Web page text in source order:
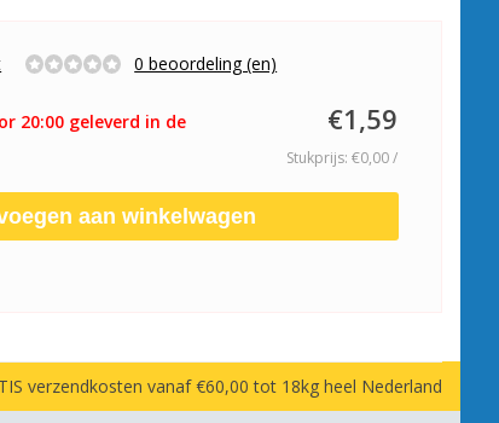
0 beoordeling (en)
20:00 geleverd in de
€1,59
Stukprijs: €0,00 /
aan winkelwagen
verzendkosten vanaf €60,00 tot 18kg heel Nederland